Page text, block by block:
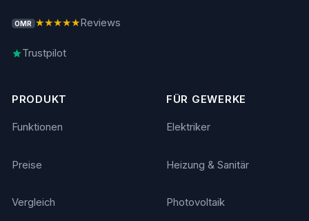
OMR ★★★★★ Reviews
Trustpilot
PRODUKT
Funktionen
Preise
Vergleich
FÜR GEWERKE
Elektriker
Heizung & Sanitär
Photovoltaik